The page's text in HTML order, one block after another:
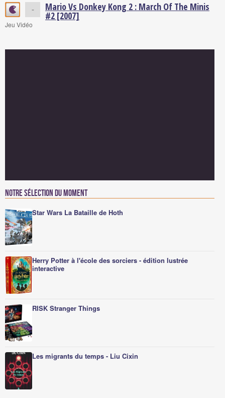
- Mario Vs Donkey Kong 2 : March Of The Minis
#2 [2007]
Jeu Vidéo
Notre sélection du moment
Star Wars La Bataille de Hoth
Herry Potter à l'école des sorciers - édition lustrée
interactive
RISK Stranger Things
Les migrants du temps - Liu Cixin